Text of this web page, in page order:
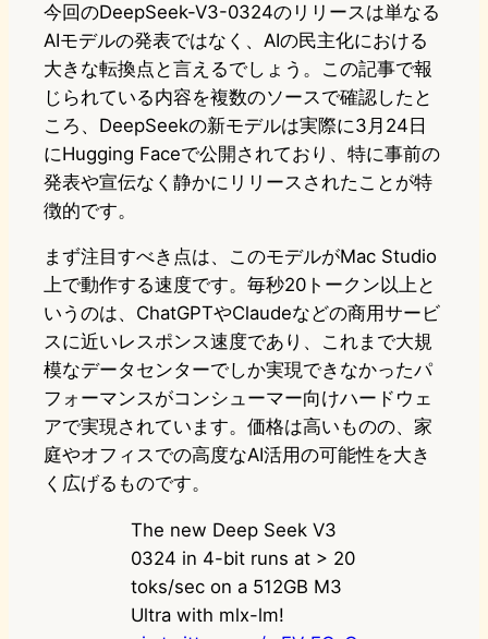
今回のDeepSeek-V3-0324のリリースは単なる
AIモデルの発表ではなく、AIの民主化における
大きな転換点と言えるでしょう。この記事で報
じられている内容を複数のソースで確認したと
ころ、DeepSeekの新モデルは実際に3月24日
にHugging Faceで公開されており、特に事前の
発表や宣伝なく静かにリリースされたことが特
徴的です。
まず注目すべき点は、このモデルがMac Studio
上で動作する速度です。毎秒20トークン以上と
いうのは、ChatGPTやClaudeなどの商用サービ
スに近いレスポンス速度であり、これまで大規
模なデータセンターでしか実現できなかったパ
フォーマンスがコンシューマー向けハードウェ
アで実現されています。価格は高いものの、家
庭やオフィスでの高度なAI活用の可能性を大き
く広げるものです。
The new Deep Seek V3
0324 in 4-bit runs at > 20
toks/sec on a 512GB M3
Ultra with mlx-lm!